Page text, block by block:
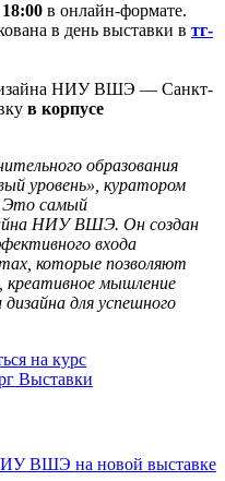
в онлайн-формате.
в день выставки в тг-
НИУ ВШЭ — Санкт-
в корпусе
образования
уровень», куратором
Это самый
НИУ ВШЭ. Он создан
входа
которые позволяют
креативное мышление
для успешного
на курс
Выставки